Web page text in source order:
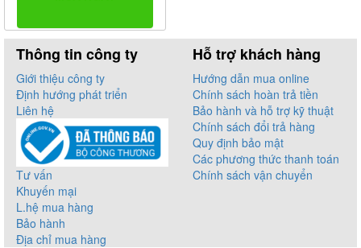
Thông tin công ty
Giới thiệu công ty
Định hướng phát triển
Liên hệ
Tư vấn
Khuyến mại
L.hệ mua hàng
Bảo hành
Địa chỉ mua hàng
Hỗ trợ khách hàng
Hướng dẫn mua online
Chính sách hoàn trả tiền
Bảo hành và hỗ trợ kỹ thuật
Chính sách đổi trả hàng
Quy định bảo mật
Các phương thức thanh toán
Chính sách vận chuyển